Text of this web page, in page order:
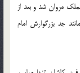
مروان شد و بعد از
جد بزرگوارش امام